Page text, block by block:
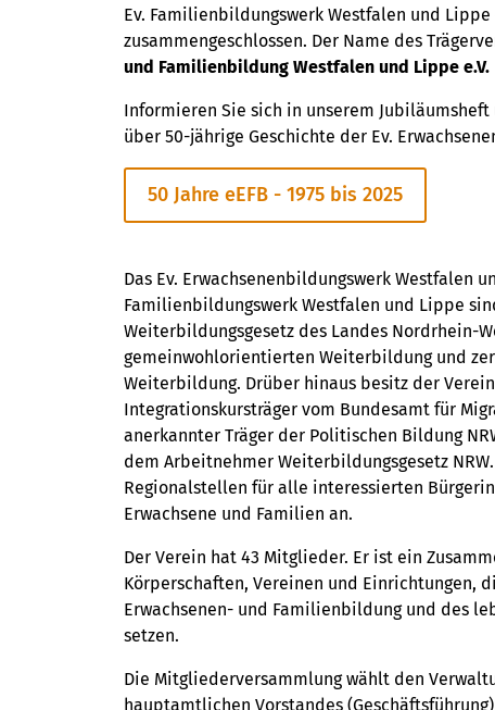
Fortbildungen oder auch Reise- und
Kulturangebotendas passende Angebot
für sich!
Alle Bildungsangebote
Ev. Familienbildungswerk Westfalen und Lippe
zusammengeschlossen. Der Name des
und Familienbildung Westfalen und Lippe e.V.
Informieren Sie sich in unserem
über 50-jährige Geschichte der Ev.
50 Jahre eEFB - 1975 bis 2025
Das Ev. Erwachsenenbildungswerk Westfalen
Familienbildungswerk Westfalen und Lippe
Weiterbildungsgesetz des Landes Nordrhein-
gemeinwohlorientierten Weiterbildung und
Weiterbildung. Drüber hinaus besitz der
Integrationskursträger vom Bundesamt für
anerkannter Träger der Politischen Bildung
dem Arbeitnehmer Weiterbildungsgesetz
Regionalstellen für alle interessierten
Erwachsene und Familien an.
Der Verein hat 43 Mitglieder. Er ist ein
Körperschaften, Vereinen und Einrichtungen,
Erwachsenen- und Familienbildung und des
setzen.
Die Mitgliederversammlung wählt den
hauptamtlichen Vorstandes